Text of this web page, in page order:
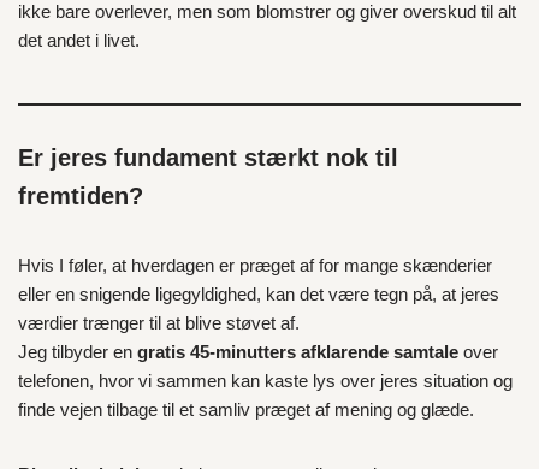
ikke bare overlever, men som blomstrer og giver overskud til alt
det andet i livet.
Er jeres fundament stærkt nok til
fremtiden?
Hvis I føler, at hverdagen er præget af for mange skænderier
eller en snigende ligegyldighed, kan det være tegn på, at jeres
værdier trænger til at blive støvet af.
Jeg tilbyder en gratis 45-minutters afklarende samtale over
telefonen, hvor vi sammen kan kaste lys over jeres situation og
finde vejen tilbage til et samliv præget af mening og glæde.